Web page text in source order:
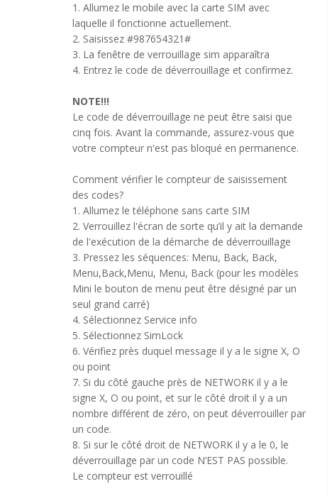
1. Allumez le mobile avec la carte SIM avec
laquelle il fonctionne actuellement.
2. Saisissez #987654321#
3. La fenêtre de verrouillage sim apparaîtra
4. Entrez le code de déverrouillage et confirmez.
NOTE!!!
Le code de déverrouillage ne peut être saisi que
cinq fois. Avant la commande, assurez-vous que
votre compteur n'est pas bloqué en permanence.
Comment vérifier le compteur de saisissement
des codes?
1. Allumez le téléphone sans carte SIM
2. Verrouillez l'écran de sorte qu’il y ait la demande
de l'exécution de la démarche de déverrouillage
3. Pressez les séquences: Menu, Back, Back,
Menu,Back,Menu, Menu, Back (pour les modèles
Mini le bouton de menu peut être désigné par un
seul grand carré)
4. Sélectionnez Service info
5. Sélectionnez SimLock
6. Vérifiez près duquel message il y a le signe X, O
ou point
7. Si du côté gauche près de NETWORK il y a le
signe X, O ou point, et sur le côté droit il y a un
nombre différent de zéro, on peut déverrouiller par
un code.
8. Si sur le côté droit de NETWORK il y a le 0, le
déverrouillage par un code N’EST PAS possible.
Le compteur est verrouillé